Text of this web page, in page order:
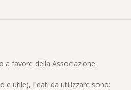
a favore della Associazione.
e utile), i dati da utilizzare sono: